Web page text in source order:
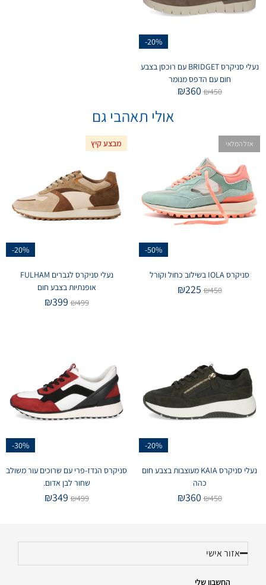
-20%
נעלי סניקרס BRIDGET עם רוכסן בצבע
חום עם הדפס מנומר
₪450
₪360
אולי תאהבי גם
-50%
אזל המלאי
סניקרס IOLA בשילוב כחול וקורל
₪450
₪225
מבצע קיץ
-20%
נעלי סניקרס לגברים FULHAM
אופנתיות בצבע חום
₪499
₪399
-20%
נעלי סניקרס KAIA מעוצבות בצבע חום
כהה
₪450
₪360
-30%
סניקרס הנדז-פרי עם שרוכים עור משולב
שחור לבן אדום.
₪499
₪349
אזור אישי
החשבון שלי